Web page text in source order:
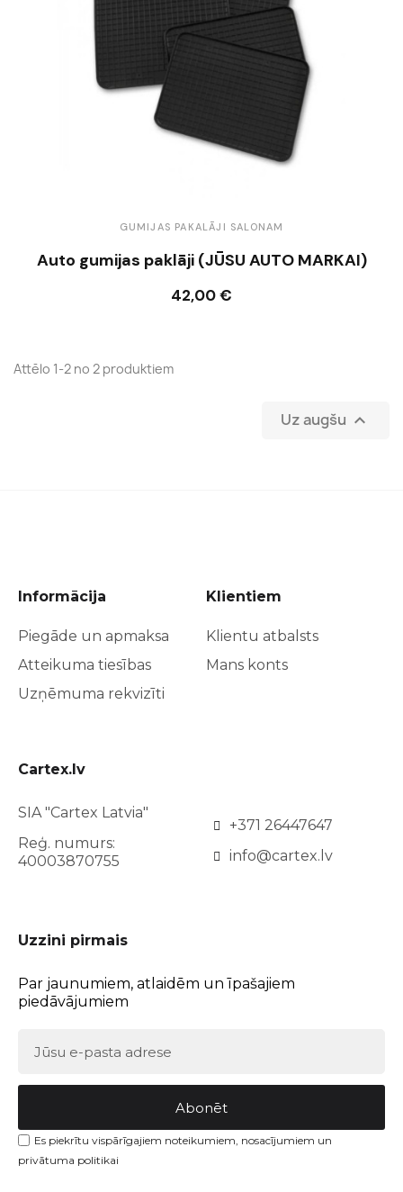
GUMIJAS PAKALĀJI SALONAM
Auto gumijas paklāji (JŪSU AUTO MARKAI)
42,00 €
Ielikt grozā
Attēlo 1-2 no 2 produktiem
Uz augšu 
Informācija
Piegāde un apmaksa
Atteikuma tiesības
Uzņēmuma rekvizīti
Klientiem
Klientu atbalsts
Mans konts
Cartex.lv
SIA "Cartex Latvia"
Reģ. numurs:
40003870755
+371 26447647
info@cartex.lv
Uzzini pirmais
Par jaunumiem, atlaidēm un īpašajiem
piedāvājumiem
Abonēt
Es piekrītu vispārīgajiem noteikumiem, nosacījumiem un
privātuma politikai